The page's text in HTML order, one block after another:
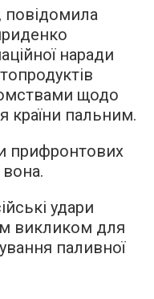
повідомила
наради
щодо
країни пальним.
прифронтових
удари
викликом для
паливної